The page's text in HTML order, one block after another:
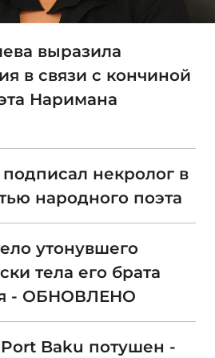
выразила
в связи с кончиной
Наримана
некролог в
народного поэта
утонувшего
тела его брата
- ОБНОВЛЕНО
Baku потушен -